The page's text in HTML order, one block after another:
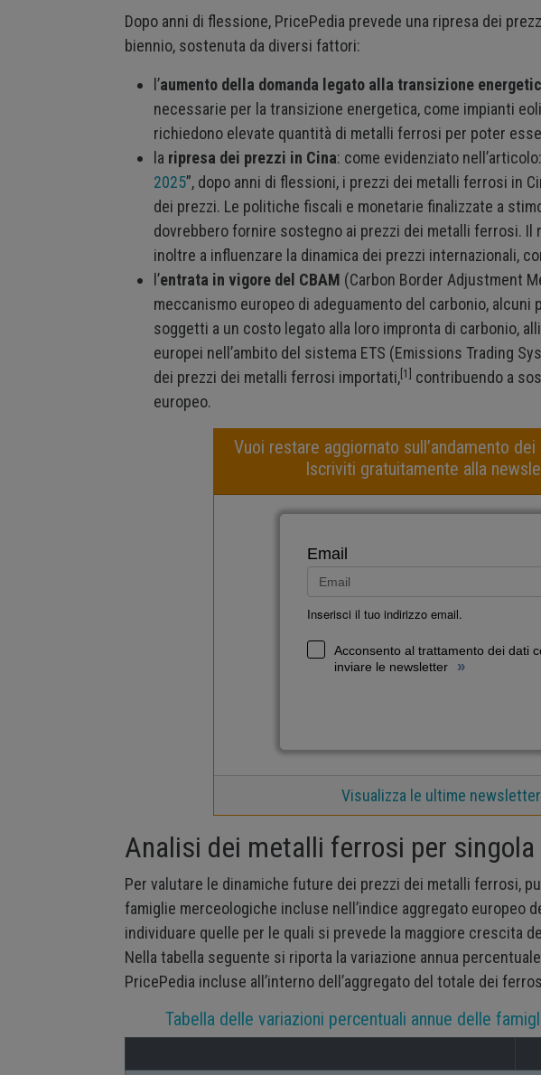
Dopo anni di flessione, PricePedia prevede una ripresa dei
biennio, sostenuta da diversi fattori:
l’aumento della domanda legato alla transizione
necessarie per la transizione energetica, come impianti
richiedono elevate quantità di metalli ferrosi per poter
la ripresa dei prezzi in Cina: come evidenziato
2025”, dopo anni di flessioni, i prezzi dei metalli ferrosi in
dei prezzi. Le politiche fiscali e monetarie finalizzate a
dovrebbero fornire sostegno ai prezzi dei metalli ferrosi.
inoltre a influenzare la dinamica dei prezzi internazionali,
l’entrata in vigore del CBAM (Carbon Border Adjustment
meccanismo europeo di adeguamento del carbonio,
soggetti a un costo legato alla loro impronta di carbonio,
europei nell’ambito del sistema ETS (Emissions Trading
dei prezzi dei metalli ferrosi importati,[1] contribuendo a
europeo.
Vuoi restare aggiornato sull’andamento
Iscriviti gratuitamente alla
Email
Inserisci il tuo indirizzo email.
Acconsento al trattamento dei dati
inviare le newsletter
»
Visualizza le ultime
Analisi dei metalli ferrosi per
Per valutare le dinamiche future dei prezzi dei metalli ferrosi,
famiglie merceologiche incluse nell’indice aggregato europeo
individuare quelle per le quali si prevede la maggiore crescita
Nella tabella seguente si riporta la variazione annua
PricePedia incluse all’interno dell’aggregato del totale dei
Tabella delle variazioni percentuali annue delle